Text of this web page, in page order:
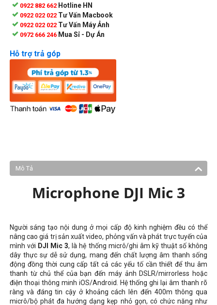
0922 882 662 Hotline HN
0922 022 022 Tư Vấn Macbook
0922 022 022 Tư Vấn Máy Ảnh
0972 666 246 Mua Sỉ - Dự Án
Hỗ trợ trả góp
Mô Tả
Microphone DJI Mic 3
Người sáng tạo nội dung ở mọi cấp độ kinh nghiệm đều có thể
nâng cao giá trị sản xuất video, phỏng vấn và phát trực tuyến của
mình với DJI Mic 3, là hệ thống micrô/ghi âm kỹ thuật số không
dây thực sự dễ sử dụng, mang đến chất lượng âm thanh sống
động đồng thời cung cấp tất cả các yếu tố cần thiết để thu âm
thanh từ chủ thể của bạn đến máy ảnh DSLR/mirrorless hoặc
điện thoại thông minh iOS/Android. Hệ thống ghi lại âm thanh rõ
ràng và đáng tin cậy ở khoảng cách lên đến 400m thông qua
micrô/bộ phát đa hướng dạng kẹp nhỏ gọn, có chức năng như